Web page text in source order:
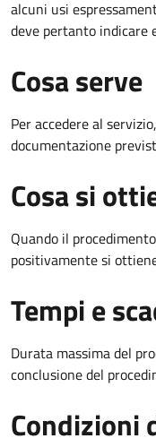
alcuni usi
deve pertanto indicare
Cosa serve
Per accedere al
documentazione
Cosa si
Quando il
positivamente si
Tempi e
Durata massima del
conclusione del
Condizioni